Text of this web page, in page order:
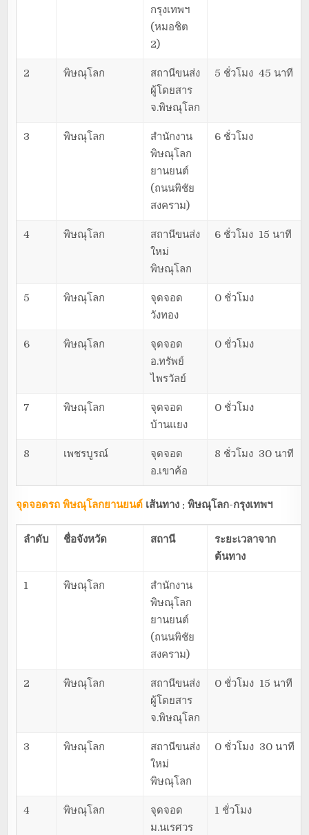
กรุงเทพฯ
(หมอชิต
2)
2 พิษณุโลก
สถานีขนส่ง
ผู้โดยสาร
จ.พิษณุโลก
5 ชั่วโมง 45 นาที
3 พิษณุโลก
สำนักงาน
พิษณุโลก
ยานยนต์
(ถนนพิชัย
สงคราม)
6 ชั่วโมง
4 พิษณุโลก
สถานีขนส่ง
ใหม่
พิษณุโลก
6 ชั่วโมง 15 นาที
5 พิษณุโลก
จุดจอด
วังทอง
0 ชั่วโมง
6 พิษณุโลก
จุดจอด
อ.ทรัพย์
ไพรวัลย์
0 ชั่วโมง
7 พิษณุโลก
จุดจอด
บ้านแยง
0 ชั่วโมง
8 เพชรบูรณ์
จุดจอด
อ.เขาค้อ
8 ชั่วโมง 30 นาที
จุดจอดรถ พิษณุโลกยานยนต์ เส้นทาง : พิษณุโลก-กรุงเทพฯ
ลำดับ ชื่อจังหวัด สถานี
ระยะเวลาจาก
ต้นทาง
1 พิษณุโลก
สำนักงาน
พิษณุโลก
ยานยนต์
(ถนนพิชัย
สงคราม)
2 พิษณุโลก
สถานีขนส่ง
ผู้โดยสาร
จ.พิษณุโลก
0 ชั่วโมง 15 นาที
3 พิษณุโลก
สถานีขนส่ง
ใหม่
พิษณุโลก
0 ชั่วโมง 30 นาที
4 พิษณุโลก
จุดจอด
ม.นเรศวร
1 ชั่วโมง